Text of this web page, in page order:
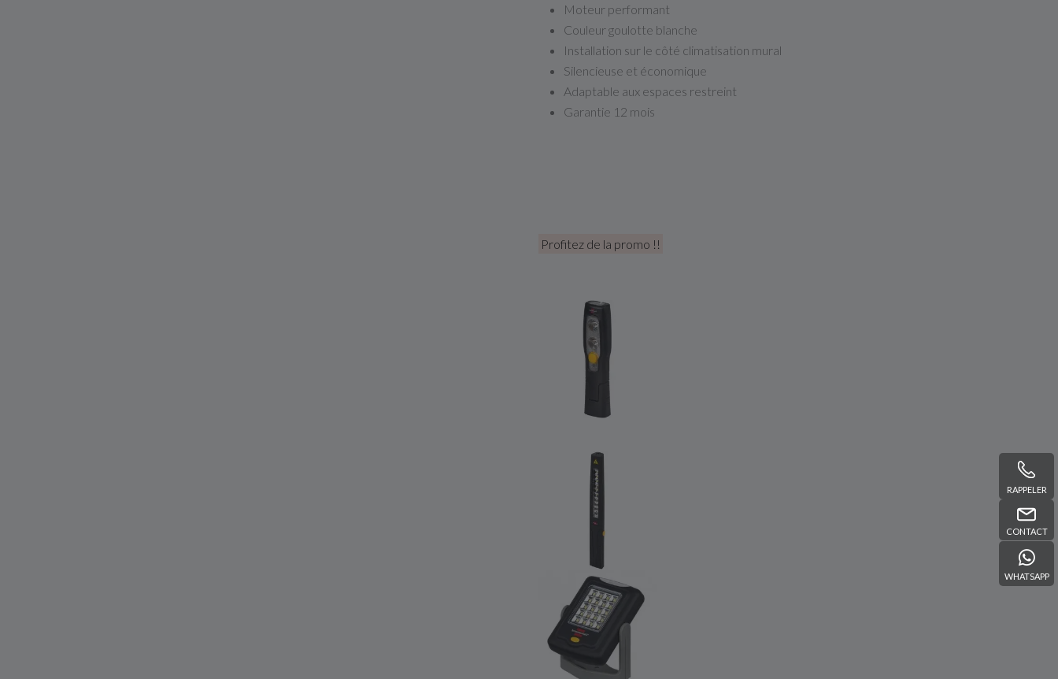
RAPPELER
CONTACT
WHATSAPP
Moteur performant
Couleur goulotte blanche
Installation sur le côté climatisation mural
Silencieuse et économique
Adaptable aux espaces restreint
Garantie 12 mois
Profitez de la promo !!